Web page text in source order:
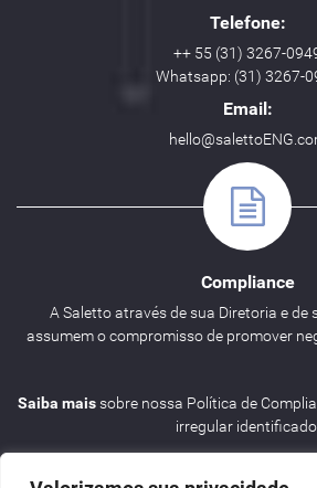
Telefone:
++ 55 (31) 3267-
Whatsapp: (31) 3267-
Email:
Compliance
A Saletto através de sua Diretoria e de
assumem o compromisso de promover
Saiba maissobre nossa Política de
irregular identificado.